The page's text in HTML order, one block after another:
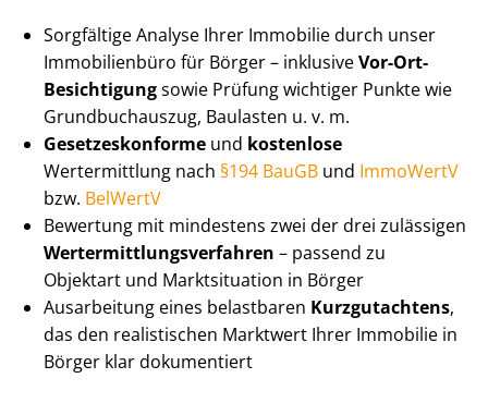
Sorgfältige Analyse Ihrer Immobilie durch unser
Immobilienbüro für Börger – inklusiveVor-Ort-
Besichtigungsowie Prüfung wichtiger Punkte wie
Grundbuchauszug, Baulasten u. v. m.
Ge­set­zes­kon­for­me und kostenlose
Wertermittlung nach §194 BauGB und ImmoWertV
bzw. BelWertV
Bewertung mit mindestens zwei der drei zulässigen
Wert­ermitt­lungs­ver­fah­ren – passend zu
Objektart und Marktsituation in Börger
Ausarbeitung eines belastbaren Kurzgutachtens,
das den realistischen Marktwert Ihrer Immobilie in
Börger klar dokumentiert